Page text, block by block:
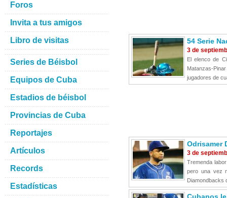
54 Serie
3 de
El elenco de
Matanzas-
jugadores de
Odrisamer
3 de
Tremenda
pero una vez
Diamondbacks
Foros
Invita a tus amigos
Libro de visitas
Series de Béisbol
Equipos de Cuba
Estadios de béisbol
Provincias de Cuba
Reportajes
Artículos
Records
Estadísticas